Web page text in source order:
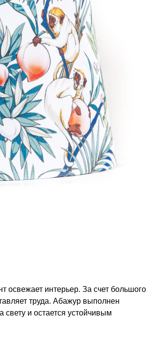
интерьер. За счет большого
труда. Абажур выполнен
свету и остается устойчивым